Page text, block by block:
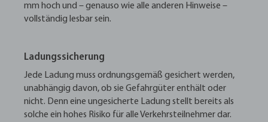
mm hoch und – genauso wie alle anderen Hinweise –
vollständig lesbar sein.
Ladungssicherung
Jede Ladung muss ordnungsgemäß gesichert werden,
unabhängig davon, ob sie Gefahrgüter enthält oder
nicht. Denn eine ungesicherte Ladung stellt bereits als
solche ein hohes Risiko für alle Verkehrsteilnehmer dar.